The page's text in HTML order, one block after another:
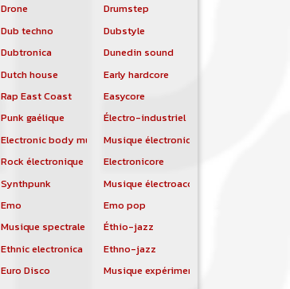
Drone
Drumstep
Dub techno
Dubstyle
Dubtronica
Dunedin sound
Dutch house
Early hardcore
Rap East Coast
Easycore
Punk gaélique
Électro-industriel
Electronic body musicMusique électronique
Rock électronique
Electronicore
Synthpunk
Musique électroacoustique
Emo
Emo pop
Musique spectrale
Éthio-jazz
Ethnic electronica
Ethno-jazz
Euro Disco
Musique expérimentale